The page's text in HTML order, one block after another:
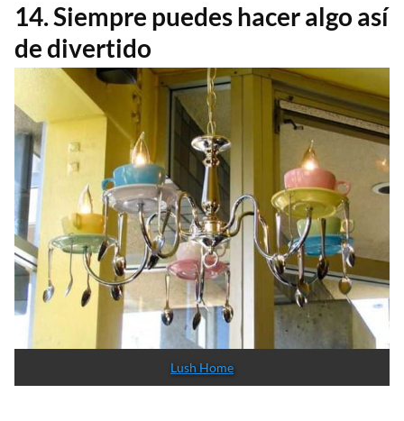
14. Siempre puedes hacer algo así
de divertido
Lush Home